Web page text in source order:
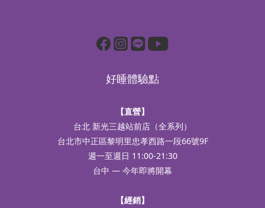
好睡體驗點
【直營】
台北 新光三越站前店（全系列）
台北市中正區黎明里忠孝西路一段66號9F
週一至週日 11:00-21:30
台中 — 今年即將開幕
【經銷】